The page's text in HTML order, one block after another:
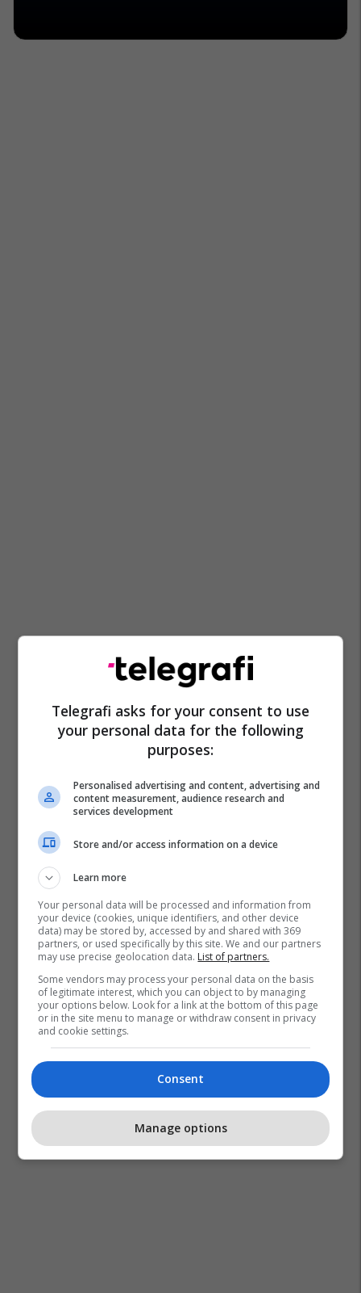
Telegrafi asks for your consent to use
your personal data for the following
purposes:
Personalised advertising and content, advertising and
content measurement, audience research and
services development
Store and/or access information on a device
Learn more
Your personal data will be processed and information from
your device (cookies, unique identifiers, and other device
data) may be stored by, accessed by and shared with 369
partners, or used specifically by this site. We and our partners
may use precise geolocation data. List of partners.
Some vendors may process your personal data on the basis
of legitimate interest, which you can object to by managing
your options below. Look for a link at the bottom of this page
or in the site menu to manage or withdraw consent in privacy
and cookie settings.
Consent
Manage options